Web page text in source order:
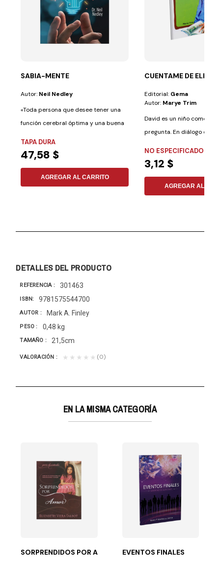
SABIA-MENTE
Autor: Neil Nedley
«Toda persona que desee tener una
función cerebral óptima y una buena
TAPA DURA
47,58 $
AGREGAR AL CARRITO
CUENTAME DE ELENA
Editorial: Gema
Autor: Marye Trim
David es un niño como tú,
pregunta. En diálogo con
NO ESPECIFICADO
3,12 $
AGREGAR AL
DETALLES DEL PRODUCTO
REFERENCIA 301463
ISBN 9781575544700
AUTOR Mark A. Finley
PESO 0,48 kg
TAMAÑO 21,5cm
VALORACIÓN ★★★★★ (0)
EN LA MISMA CATEGORÍA
quehacer humano...
a reconocer las emociones básicas, poder nombrarlas...
SORPRENDIDOS POR AMOR (GUIA DE ESTUDIO)
EVENTOS FINALES